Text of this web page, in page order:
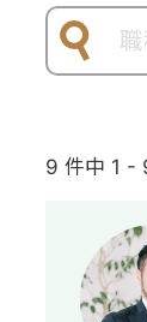
9 件中 1 -